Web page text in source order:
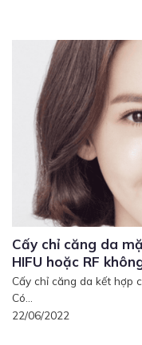
Cấy chỉ căng da
HIFU hoặc RF
Cấy chỉ căng da kết hợp
Có...
22/06/2022